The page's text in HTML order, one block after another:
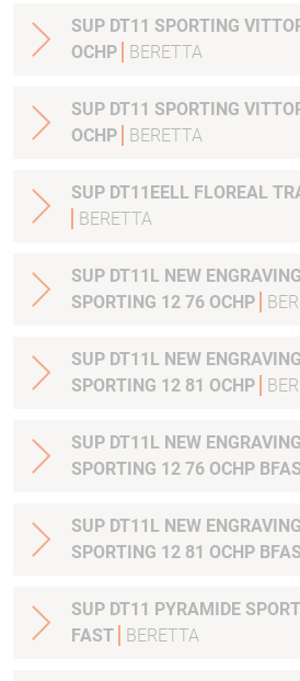
SUP DT11 SPORTING VITTORIA BFAST 12 81
OCHP
BERETTA
SUP DT11 SPORTING VITTORIA BFAST 12 76
OCHP
BERETTA
BERETTA
SUP DT11L NEW
SPORTING 12 76 OCHP
SUP DT11L NEW
SPORTING 12 81 OCHP
SUP DT11L NEW
SPORTING 12 76 OCHP
SUP DT11L NEW
SPORTING 12 81 OCHP
SUP DT11 PYRAMIDE
FAST
BERETTA